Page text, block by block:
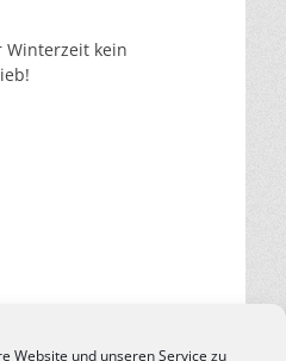
Website und unseren Service zu
Winterzeit kein